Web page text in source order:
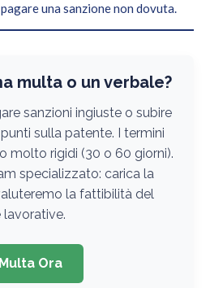
una sanzione non dovuta.
multa o un verbale?
sanzioni ingiuste o subire
sulla patente. I termini
molto rigidi (30 o 60 giorni).
specializzato: carica la
la fattibilità del
lavorative.
Ora